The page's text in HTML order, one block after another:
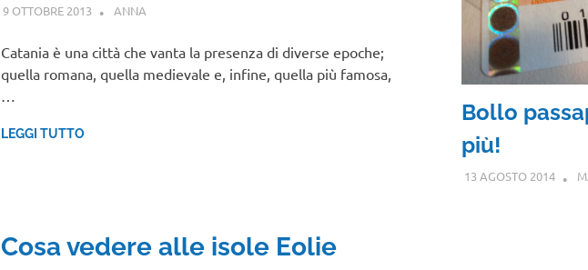
9 OTTOBRE 2013 ANNA
Catania è una città che vanta la presenza di diverse epoche;
quella romana, quella medievale e, infine, quella più famosa,
…
LEGGI TUTTO
Cosa vedere alle isole Eolie
Bollo
più!
13 AGOSTO 2014